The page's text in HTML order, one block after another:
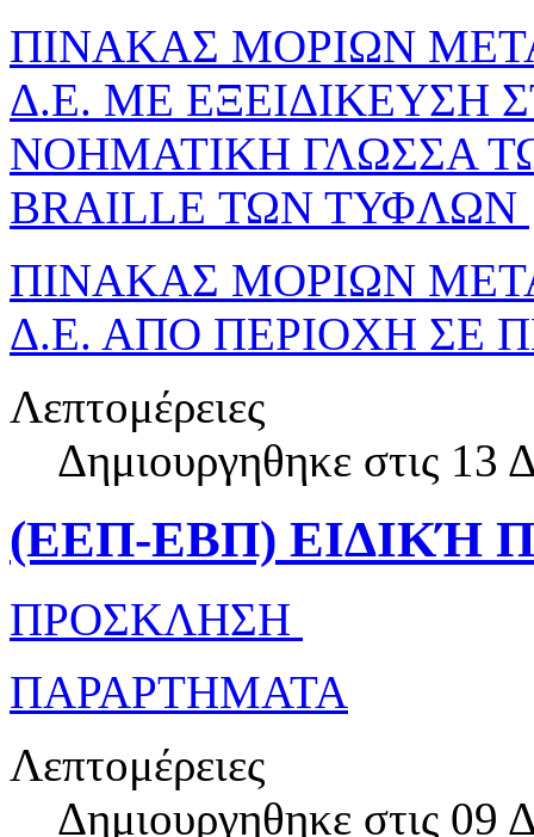
ΠΙΝΑΚΑΣ ΜΟΡΙΩΝ
Δ.Ε. ΜΕ ΕΞΕΙΔΙΚΕΥΣΗ
ΝΟΗΜΑΤΙΚΗ ΓΛΩΣΣΑ
BRAILLE ΤΩΝ ΤΥΦΛΩΝ
ΠΙΝΑΚΑΣ ΜΟΡΙΩΝ
Δ.Ε. ΑΠΟ ΠΕΡΙΟΧΗ ΣΕ
Λεπτομέρειες
Δημιουργηθηκε στις 13
(ΕΕΠ-ΕΒΠ) ΕΙΔΙΚΉ
ΠΡΟΣΚΛΗΣΗ
ΠΑΡΑΡΤΗΜΑΤΑ
Λεπτομέρειες
Δημιουργηθηκε στις 09